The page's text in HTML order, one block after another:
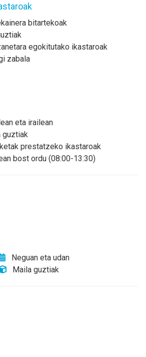
bitartekoak
egokitutako ikastaroak
zabala
eta irailean
guztiak
prestatzeko ikastaroak
bost ordu (08:00-13:30)
Neguan eta udan
Maila guztiak